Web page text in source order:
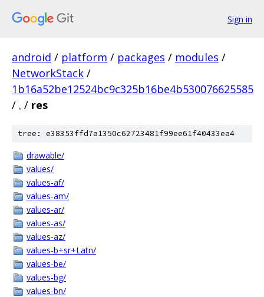
Sign in
android / platform / packages / modules /
NetworkStack /
1b16a52be12524bc9c325b16be4b530076625585
/ . / res
tree: e38353ffd7a1350c62723481f99ee61f40433ea4
drawable/
values/
values-af/
values-am/
values-ar/
values-as/
values-az/
values-b+sr+Latn/
values-be/
values-bg/
values-bn/